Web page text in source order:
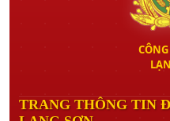
TRANG THÔNG TIN